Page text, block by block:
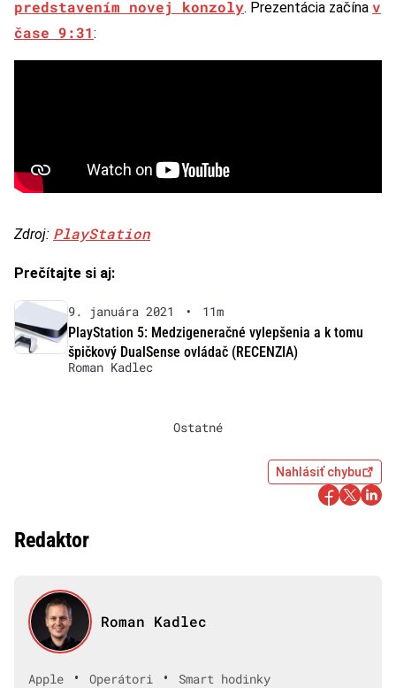
predstavením novej konzoly. Prezentácia začína v
čase 9:31:
Zdroj: PlayStation
Prečítajte si aj:
9. januára 2021 •
11m
PlayStation 5: Medzigeneračné vylepšenia a k tomu
špičkový DualSense ovládač (RECENZIA)
Roman Kadlec
Ostatné
Nahlásiť chybu
Redaktor
Roman Kadlec
Apple • Operátori •
Smart hodinky